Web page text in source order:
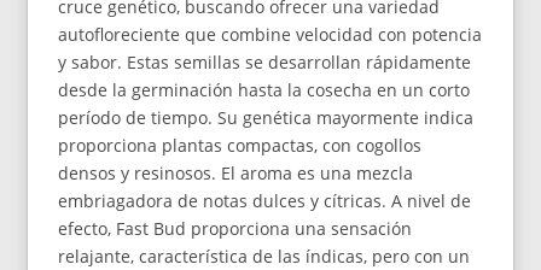
cruce genético, buscando ofrecer una variedad
autofloreciente que combine velocidad con potencia
y sabor. Estas semillas se desarrollan rápidamente
desde la germinación hasta la cosecha en un corto
período de tiempo. Su genética mayormente indica
proporciona plantas compactas, con cogollos
densos y resinosos. El aroma es una mezcla
embriagadora de notas dulces y cítricas. A nivel de
efecto, Fast Bud proporciona una sensación
relajante, característica de las índicas, pero con un